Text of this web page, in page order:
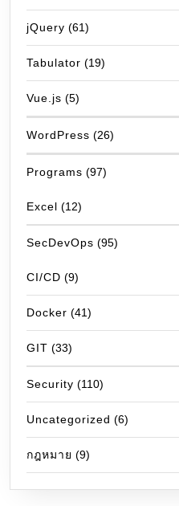
jQuery (61)
Tabulator (19)
Vue.js (5)
WordPress (26)
Programs (97)
Excel (12)
SecDevOps (95)
CI/CD (9)
Docker (41)
GIT (33)
Security (110)
Uncategorized (6)
กฎหมาย (9)